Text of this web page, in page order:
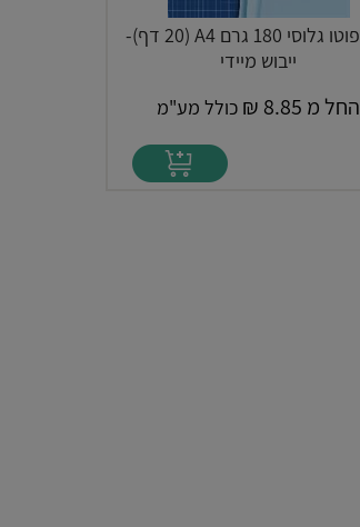
נייר פוטו גלוסי 180 גרם A4 (20 דף)-
ייבוש מיידי
החל מ 8.85
₪ כולל מע"מ